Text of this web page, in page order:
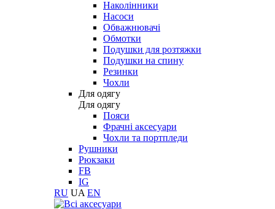
Наколінники
Насоси
Обважнювачі
Обмотки
Подушки для розтяжки
Подушки на спину
Резинки
Чохли
Для одягу
Для одягу
Пояси
Фрачні аксесуари
Чохли та портпледи
Рушники
Рюкзаки
FB
IG
RU UA EN